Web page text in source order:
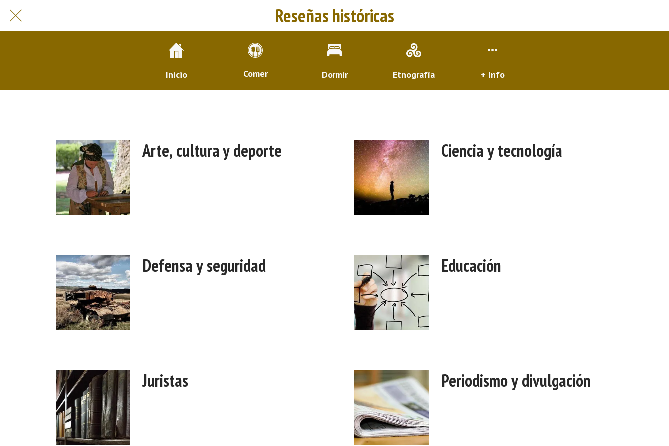
Reseñas históricas
Inicio Comer Dormir Etnografía + Info
Arte, cultura y deporte Ciencia y tecnología
Defensa y seguridad Educación
Juristas Periodismo y divulgación